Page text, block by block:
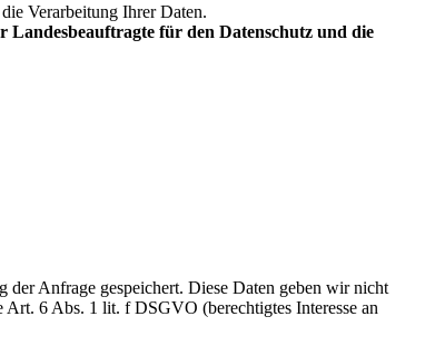
Verarbeitung Ihrer Daten.
Landesbeauftragte für den Datenschutz und die
Anfrage gespeichert. Diese Daten geben wir nicht
6 Abs. 1 lit. f DSGVO (berechtigtes Interesse an